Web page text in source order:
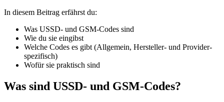
In diesem Beitrag erfährst du:
Was USSD- und GSM-Codes sind
Wie du sie eingibst
Welche Codes es gibt (Allgemein, Hersteller- und Provider-
spezifisch)
Wofür sie praktisch sind
Was sind USSD- und GSM-Codes?